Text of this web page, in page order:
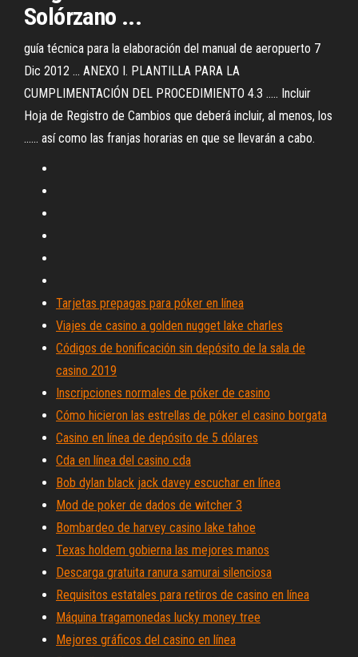
Solórzano ...
guía técnica para la elaboración del manual de aeropuerto 7
Dic 2012 ... ANEXO I. PLANTILLA PARA LA
CUMPLIMENTACIÓN DEL PROCEDIMIENTO 4.3 ..... Incluir
Hoja de Registro de Cambios que deberá incluir, al menos, los
...... así como las franjas horarias en que se llevarán a cabo.
Tarjetas prepagas para póker en línea
Viajes de casino a golden nugget lake charles
Códigos de bonificación sin depósito de la sala de
casino 2019
Inscripciones normales de póker de casino
Cómo hicieron las estrellas de póker el casino borgata
Casino en línea de depósito de 5 dólares
Cda en línea del casino cda
Bob dylan black jack davey escuchar en línea
Mod de poker de dados de witcher 3
Bombardeo de harvey casino lake tahoe
Texas holdem gobierna las mejores manos
Descarga gratuita ranura samurai silenciosa
Requisitos estatales para retiros de casino en línea
Máquina tragamonedas lucky money tree
Mejores gráficos del casino en línea